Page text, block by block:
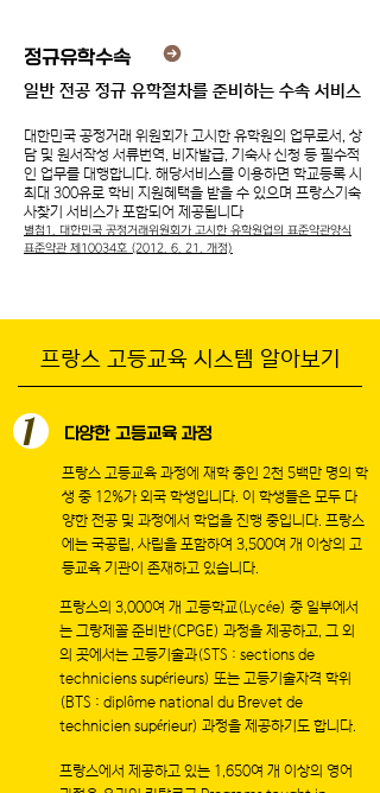
정규유학수속
일반 전공 정규 유학절차를 준비하는 수속 서비스
대한민국 공정거래 위원회가 고시한 유학원의 업무로서, 상
담 및 원서작성 서류번역, 비자발급, 기숙사 신청 등 필수적
인 업무를 대행합니다.​ 해당서비스를 이용하면 학교등록 시
최대 300유로 학비 지원혜택을 받을 수 있으며 프랑스기숙
사찾기 서비스가 포함되어 제공됩니다
별첨1. 대한민국 공정거래위원회가 고시한 유학원업의 표준약관양식
표준약관 제10034호 (2012. 6. 21. 개정)
프랑스 고등교육 시스템 알아보기
1 다양한 고등교육 과정
프랑스 고등교육 과정에 재학 중인 2천 5백만 명의 학
생 중 12%가 외국 학생입니다. 이 학생들은 모두 다
양한 전공 및 과정에서 학업을 진행 중입니다. 프랑스
에는 국공립, 사립을 포함하여 3,500여 개 이상의 고
등교육 기관이 존재하고 있습니다.
프랑스의 3,000여 개 고등학교(Lycée) 중 일부에서
는 그랑제꼴 준비반(CPGE) 과정을 제공하고, 그 외
의 곳에서는 고등기술과(STS : sections de
techniciens supérieurs) 또는 고등기술자격 학위
(BTS : diplôme national du Brevet de
technicien supérieur) 과정을 제공하기도 합니다.
프랑스에서 제공하고 있는 1,650여 개 이상의 영어